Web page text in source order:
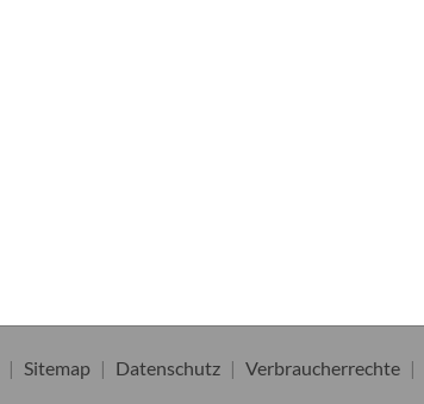
Sitemap Datenschutz Verbraucherrechte